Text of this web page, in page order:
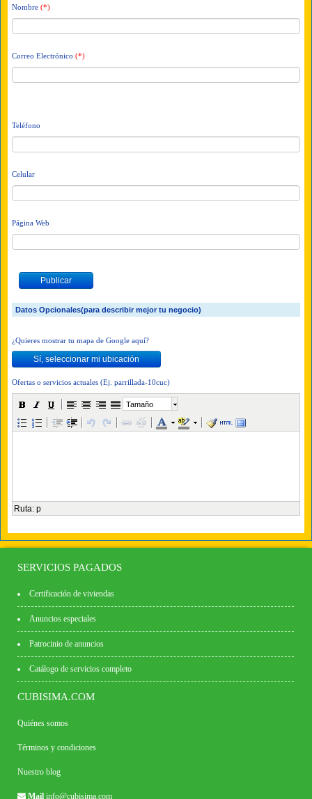
Nombre (*)
Correo Electrónico (*)
Teléfono
Celular
Página Web
Datos Opcionales(para describir mejor tu negocio)
¿Quieres mostrar tu mapa de Google aquí?
Ofertas o servicios actuales (Ej. parrillada-10cuc)
Tamaño
Ruta: p
SERVICIOS PAGADOS
Certificación de viviendas
Anuncios especiales
Patrocinio de anuncios
Catálogo de servicios completo
CUBISIMA.COM
Quiénes somos
Términos y condiciones
Nuestro blog
Mail info@cubisima.com